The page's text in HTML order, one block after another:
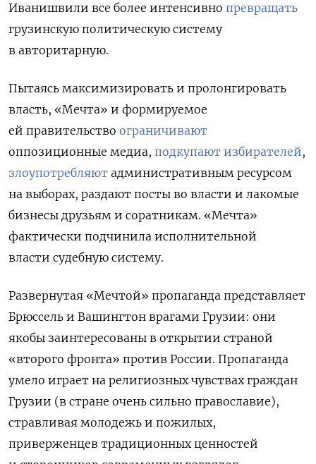
Иванишвили все более интенсивно превращать
грузинскую политическую систему
в авторитарную.
Пытаясь максимизировать и пролонгировать
власть, «Мечта» и формируемое
ей правительство ограничивают
оппозиционные медиа, подкупают избирателей,
злоупотребляют административным ресурсом
на выборах, раздают посты во власти и лакомые
бизнесы друзьям и соратникам. «Мечта»
фактически подчинила исполнительной
власти судебную систему.
Развернутая «Мечтой» пропаганда представляет
Брюссель и Вашингтон врагами Грузии: они
якобы заинтересованы в открытии страной
«второго фронта» против России. Пропаганда
умело играет на религиозных чувствах граждан
Грузии (в стране очень сильно православие),
стравливая молодежь и пожилых,
приверженцев традиционных ценностей